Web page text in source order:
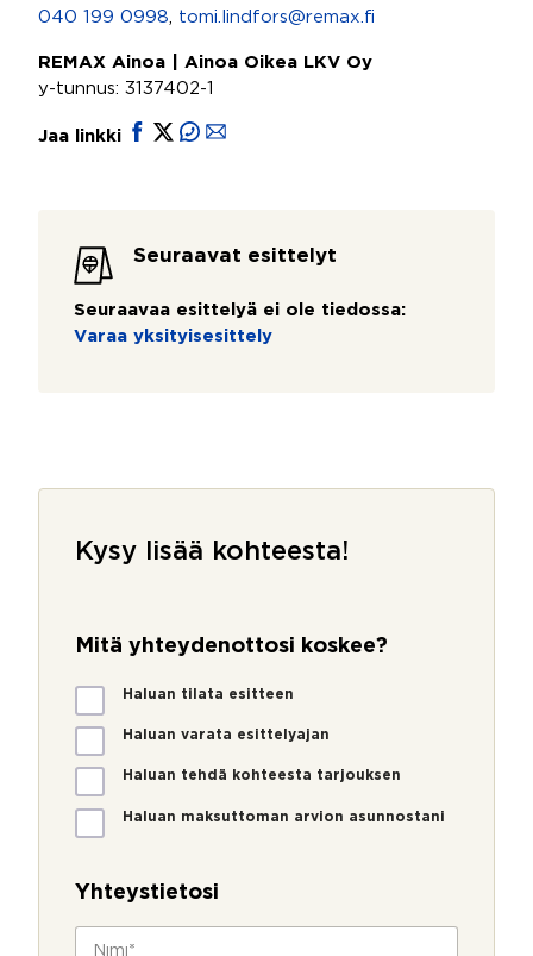
040 199 0998
tomi.lindfors@remax.fi
REMAX Ainoa | Ainoa Oikea LKV Oy
y-tunnus: 3137402-1
Jaa linkki
Seuraavat esittelyt
Seuraavaa esittelyä ei ole tiedossa:
Varaa yksityisesittely
Kysy lisää kohteesta!
o
e
s
a
?
Mitä yhteydenottosi koskee?
M
i
ä
d
Haluan tilata esitteen
Haluan varata esittelyajan
Haluan tehdä kohteesta tarjouksen
Haluan maksuttoman arvion asunnostani
Yhteystietosi